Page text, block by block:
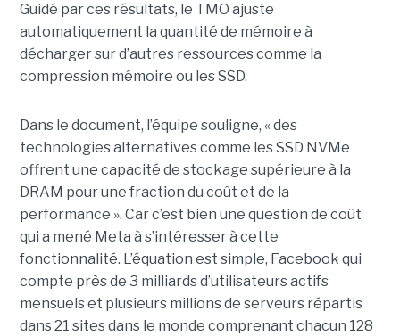
Guidé par ces résultats, le TMO ajuste
automatiquement la quantité de mémoire à
décharger sur d’autres ressources comme la
compression mémoire ou les SSD.
Dans le document, l’équipe souligne, « des
technologies alternatives comme les SSD NVMe
offrent une capacité de stockage supérieure à la
DRAM pour une fraction du coût et de la
performance ». Car c’est bien une question de coût
qui a mené Meta à s’intéresser à cette
fonctionnalité. L’équation est simple, Facebook qui
compte près de 3 milliards d’utilisateurs actifs
mensuels et plusieurs millions de serveurs répartis
dans 21 sites dans le monde comprenant chacun 128